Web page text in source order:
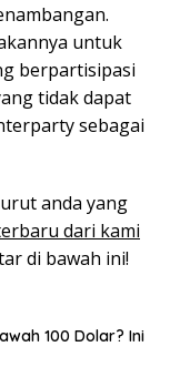
untuk
berpartisipasi
tidak dapat
sebagai
anda yang
dari kami
di bawah ini!
100 Dolar? Ini